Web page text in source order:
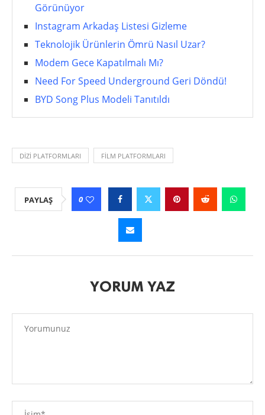
Görünüyor
Instagram Arkadaş Listesi Gizleme
Teknolojik Ürünlerin Ömrü Nasıl Uzar?
Modem Gece Kapatılmalı Mı?
Need For Speed Underground Geri Döndü!
BYD Song Plus Modeli Tanıtıldı
DIZI PLATFORMLARI FILM PLATFORMLARI
PAYLAŞ 0
YORUM YAZ